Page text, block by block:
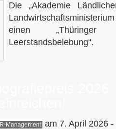
Die „Akademie
einen „Thüringer
Leerstandsbelebung“.
Management am 7. April 2026 -